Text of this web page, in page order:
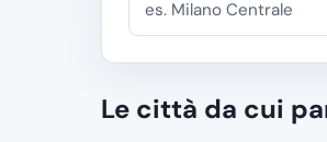
Le città da cui